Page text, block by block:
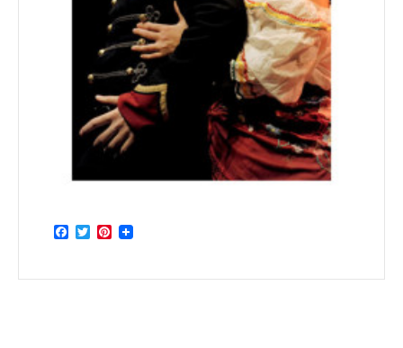
Facebook
TwitterPinterest